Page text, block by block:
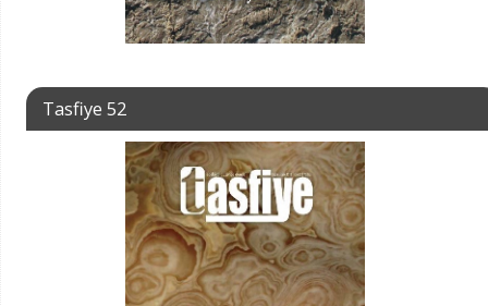
Tasfiye 52